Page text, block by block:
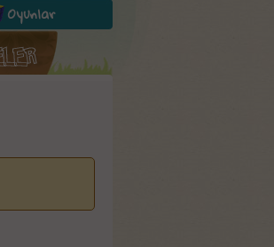
Oyunlar